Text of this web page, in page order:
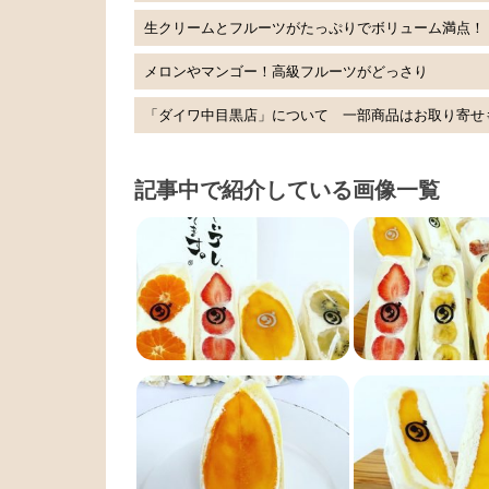
生クリームとフルーツがたっぷりでボリューム満点！
メロンやマンゴー！高級フルーツがどっさり
「ダイワ中目黒店」について 一部商品はお取り寄せ
記事中で紹介している画像一覧